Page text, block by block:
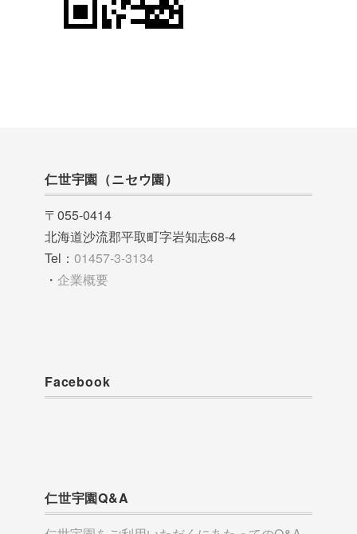
仁世宇園（ニセウ園）
〒055-0414
北海道沙流郡平取町字岩知志68-4
Tel： 01457-3-3134
・ 企業概要
Facebook
仁世宇園Q&A